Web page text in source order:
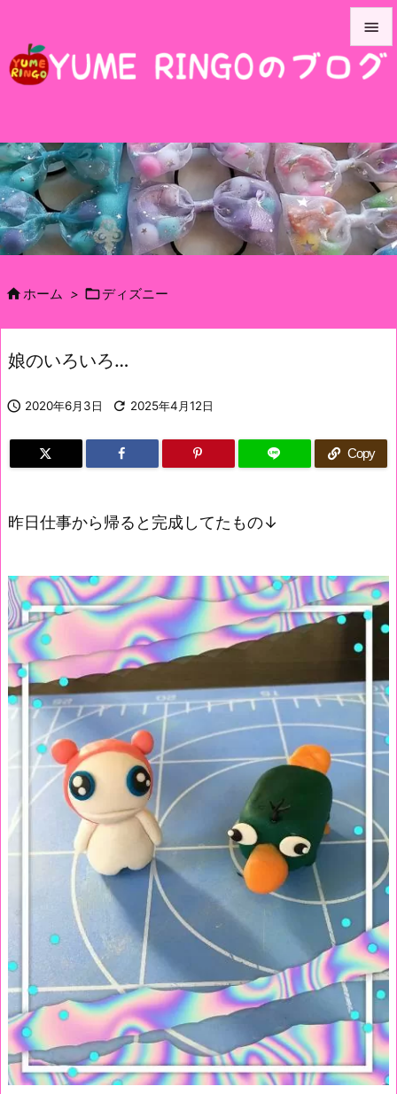



前へ

次へ

ホーム > ディズニー
娘のいろいろ…
 2020年6月3日  2025年4月12日
Copy
昨日仕事から帰ると完成してたもの↓